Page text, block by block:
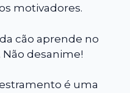
motivadores.
cão aprende no
desanime!
é uma